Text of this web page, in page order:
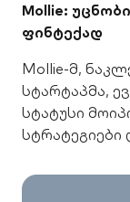
Mollie:
ფინტექად
Mollie-მ,
სტარტაპმა,
სტატუსი
სტრატეგიები